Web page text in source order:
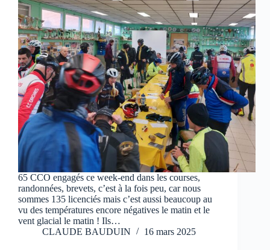
65 CCO engagés ce week-end dans les courses,
randonnées, brevets, c’est à la fois peu, car nous
sommes 135 licenciés mais c’est aussi beaucoup au
vu des températures encore négatives le matin et le
vent glacial le matin ! Ils…
CLAUDE BAUDUIN
16 mars 2025